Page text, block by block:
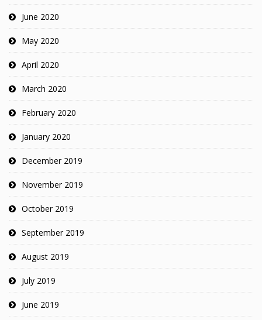
June 2020
May 2020
April 2020
March 2020
February 2020
January 2020
December 2019
November 2019
October 2019
September 2019
August 2019
July 2019
June 2019